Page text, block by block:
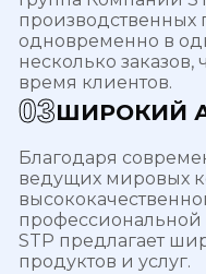
производственных
одновременно в
несколько
время клиентов.
03ШИРОКИЙ
Благодаря
ведущих мировых
STP предлагает
продуктов и услуг.